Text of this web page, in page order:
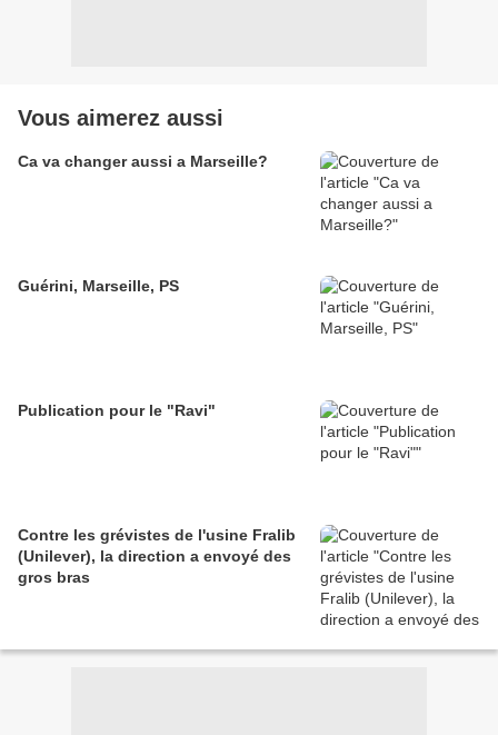
Vous aimerez aussi
Ca va changer aussi a Marseille?
Guérini, Marseille, PS
Publication pour le "Ravi"
Contre les grévistes de l'usine Fralib
(Unilever), la direction a envoyé des
gros bras